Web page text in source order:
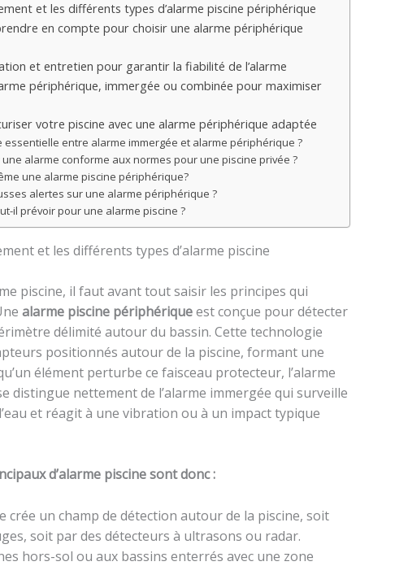
et les différents types d’alarme piscine périphérique
en compte pour choisir une alarme périphérique
et entretien pour garantir la fiabilité de l’alarme
périphérique, immergée ou combinée pour maximiser
votre piscine avec une alarme périphérique adaptée
essentielle entre alarme immergée et alarme périphérique ?
une alarme conforme aux normes pour une piscine privée ?
une alarme piscine périphérique?
alertes sur une alarme périphérique ?
il prévoir pour une alarme piscine ?
et les différents types d’alarme piscine
piscine, il faut avant tout saisir les principes qui
alarme piscine périphériqueest conçue pour détecter
délimité autour du bassin. Cette technologie
positionnés autour de la piscine, formant une
élément perturbe ce faisceau protecteur, l’alarme
distingue nettement de l’alarme immergée qui surveille
et réagit à une vibration ou à un impact typique
d’alarme piscine sont donc :
crée un champ de détection autour de la piscine, soit
soit par des détecteurs à ultrasons ou radar.
hors-sol ou aux bassins enterrés avec une zone